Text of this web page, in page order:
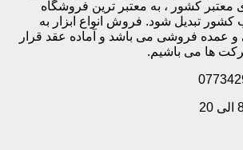
معتبر کشور ، به معتبر ترین فروشگاه
کشور تبدیل شود. فروش انواع ابزار به
فروشی می باشد و آماده عقد قرار
ها می باشیم.